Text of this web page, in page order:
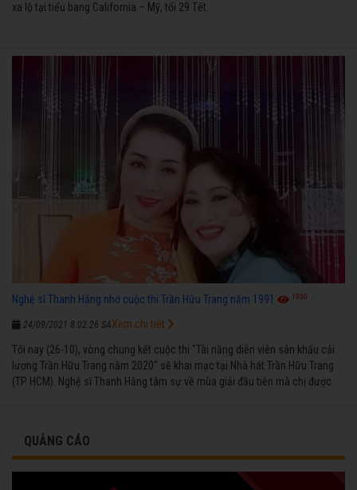
xa lộ tại tiểu bang California – Mỹ, tối 29 Tết.
Nghệ sĩ Thanh Hằng nhớ cuộc thi Trần Hữu Trang năm 1991 1930
24/09/2021 8:02:26 SA
Tối nay (26-10), vòng chung kết cuộc thi "Tài năng diễn viên sân khấu cải
lương Trần Hữu Trang năm 2020" sẽ khai mạc tại Nhà hát Trần Hữu Trang
(TP HCM). Nghệ sĩ Thanh Hằng tâm sự về mùa giải đầu tiên mà chị được
Xem chi tiết
QUẢNG CÁO